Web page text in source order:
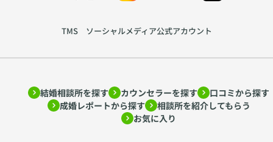
TMS ソーシャルメディア公式アカウント
結婚相談所を探す カウンセラーを探す
口コミから探す
成婚レポートから探す
相談所を紹介してもらう
お気に入り